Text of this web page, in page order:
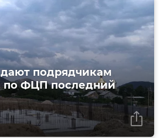
подрядчикам
по ФЦП последний